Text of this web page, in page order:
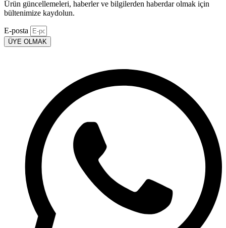
Ürün güncellemeleri, haberler ve bilgilerden haberdar olmak için
bültenimize kaydolun.
E-posta
ÜYE OLMAK